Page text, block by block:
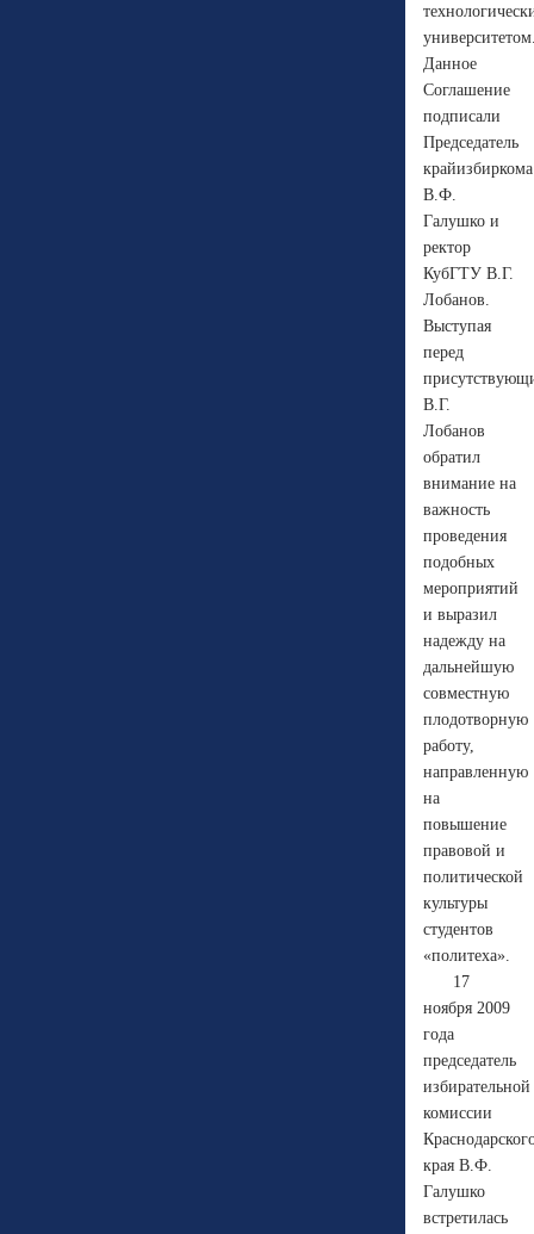
Данное
Соглашение
подписали
Председатель
крайизбиркома
В.Ф.
Галушко и
ректор
КубГТУ В.Г.
Лобанов.
Выступая
перед
В.Г.
Лобанов
обратил
внимание на
важность
проведения
подобных
мероприятий
и выразил
надежду на
дальнейшую
совместную
плодотворную
работу,
направленную
на
повышение
правовой и
политической
культуры
студентов
«политеха».
17
ноября 2009
года
председатель
избирательной
комиссии
края В.Ф.
Галушко
встретилась